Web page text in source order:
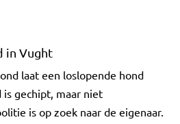
in Vught
laat een loslopende hond
is gechipt, maar niet
is op zoek naar de eigenaar.